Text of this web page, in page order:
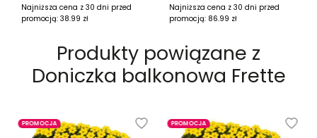
Najniższa cena z 30 dni przed
promocją: 38.99 zł
Najniższa cena z 30 dni przed
promocją: 86.99 zł
Produkty powiązane z
Doniczka balkonowa Frette
PROMOCJA PROMOCJA